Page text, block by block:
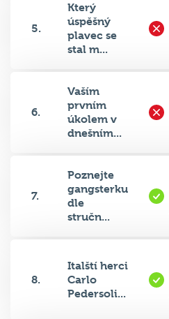
5.
Který
úspěšný
plavec se
stal m...
6.
Vaším
prvním
úkolem v
dnešním...
7.
Poznejte
gangsterku
dle
stručn...
8.
Italští herci
Carlo
Pedersoli...